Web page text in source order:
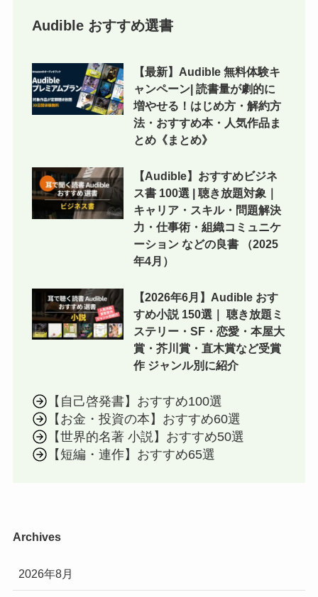
Audible おすすめ選書
【最新】Audible 無料体験キ
ャンペーン| 読書量が劇的に
増やせる！はじめ方・解約方
法・おすすめ本・人気作品ま
とめ《まとめ》
【Audible】おすすめビジネ
ス書 100選 | 聴き放題対象｜
キャリア・スキル・問題解決
力・仕事術・組織コミュニケ
ーション などの良書 （2025
年4月）
【2026年6月】Audible おす
すめ小説 150選｜ 聴き放題ミ
ステリー・SF・恋愛・本屋大
賞・芥川賞・直木賞など受賞
作 ジャンル別に紹介
【自己啓発書】おすすめ100選
【お金・投資の本】おすすめ60選
【世界的名著 小説】おすすめ50選
【短編・連作】おすすめ65選
Archives
2026年8月